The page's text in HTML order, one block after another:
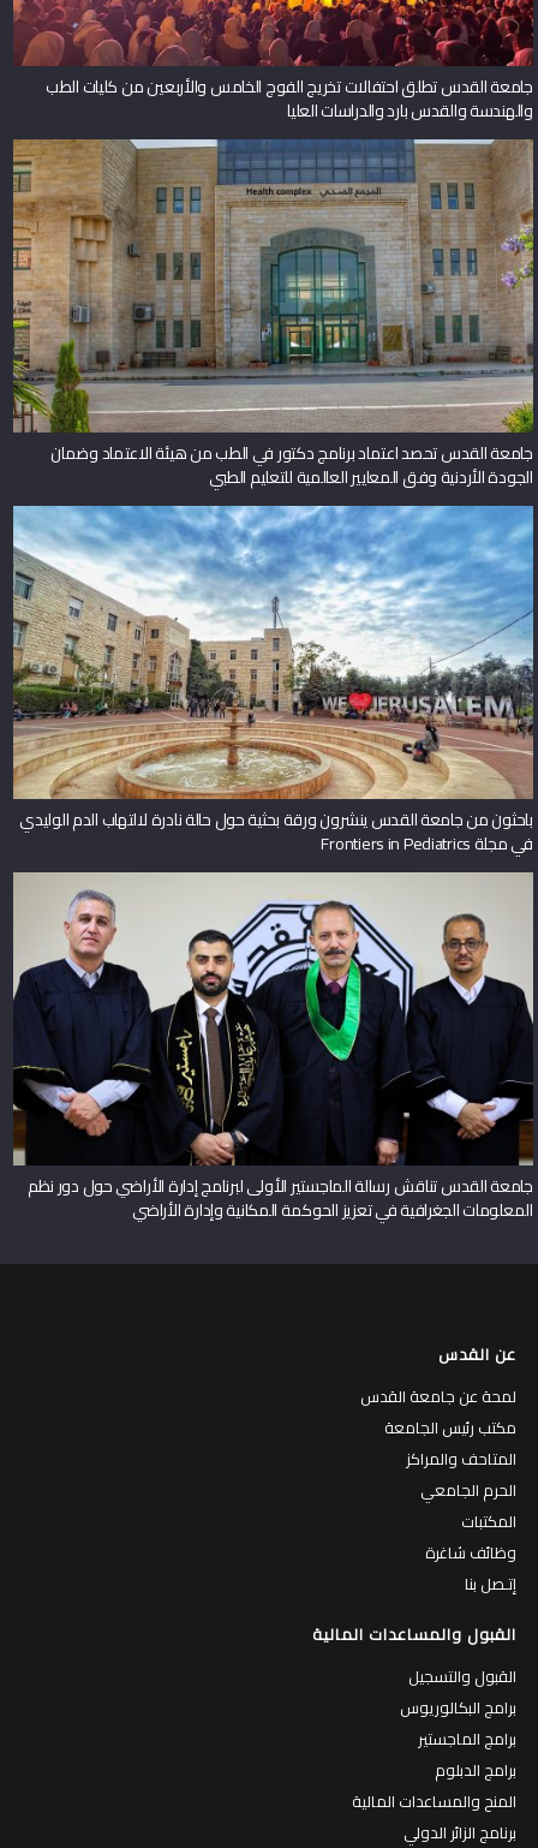
جامعة القدس تطلق احتفالات تخريج الفوج الخامس والأربعين من كليات الطب
والهندسة والقدس بارد والدراسات العليا
جامعة القدس تحصد اعتماد برنامج دكتور في الطب من هيئة الاعتماد وضمان
الجودة الأردنية وفق المعايير العالمية للتعليم الطبي
باحثون من جامعة القدس ينشرون ورقة بحثية حول حالة نادرة لالتهاب الدم الوليدي
في مجلة Frontiers in Pediatrics
جامعة القدس تناقش رسالة الماجستير الأولى لبرنامج إدارة الأراضي حول دور نظم
المعلومات الجغرافية في تعزيز الحوكمة المكانية وإدارة الأراضي
عن القدس
لمحة عن جامعة القدس
مكتب رئيس الجامعة
المتاحف والمراكز
الحرم الجامعي
المكتبات
وظائف شاغرة
إتـصل بنا
القبول والمساعدات المالية
القبول والتسجيل
برامج البكالوريوس
برامج الماجستير
برامج الدبلوم
المنح والمساعدات المالية
برنامج الزائر الدولي